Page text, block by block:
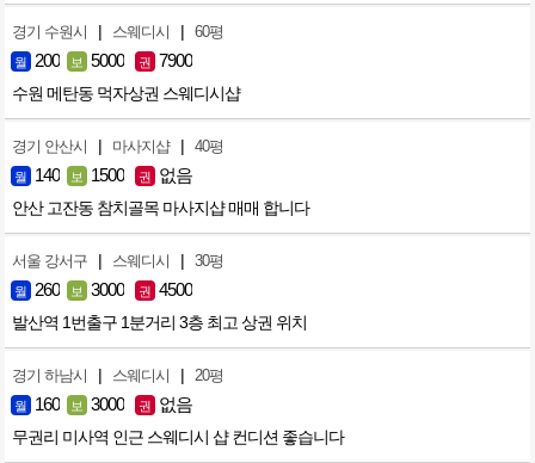
경기 수원시 | 스웨디시 | 60평
월 200 보 5000 권 7900
수원 메탄동 먹자상권 스웨디시샵
경기 안산시 | 마사지샵 | 40평
월 140 보 1500 권 없음
안산 고잔동 참치골목 마사지샵 매매 합니다
서울 강서구 | 스웨디시 | 30평
월 260 보 3000 권 4500
발산역 1번출구 1분거리 3층 최고 상권 위치
경기 하남시 | 스웨디시 | 20평
월 160 보 3000 권 없음
무권리 미사역 인근 스웨디시 샵 컨디션 좋습니다